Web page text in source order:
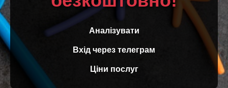
Аналізувати
Вхід через телеграм
Ціни послуг